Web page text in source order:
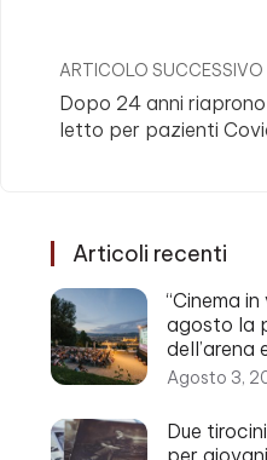
ARTICOLO SUCCESSIVO
Dopo 24 anni riaprono
letto per pazienti
Articoli recenti
“Cinema
agosto la
dell’arena
Agosto 3,
Due
per